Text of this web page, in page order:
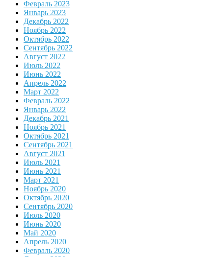
Февраль 2023
Январь 2023
Декабрь 2022
Ноябрь 2022
Октябрь 2022
Сентябрь 2022
Август 2022
Июль 2022
Июнь 2022
Апрель 2022
Март 2022
Февраль 2022
Январь 2022
Декабрь 2021
Ноябрь 2021
Октябрь 2021
Сентябрь 2021
Август 2021
Июль 2021
Июнь 2021
Март 2021
Ноябрь 2020
Октябрь 2020
Сентябрь 2020
Июль 2020
Июнь 2020
Май 2020
Апрель 2020
Февраль 2020